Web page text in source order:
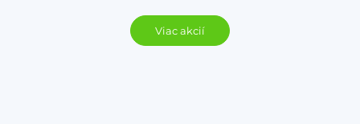
Viac akcií